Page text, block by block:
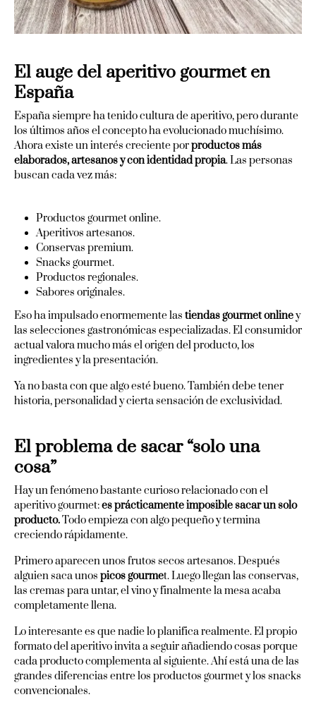
El auge del aperitivo gourmet en
España
España siempre ha tenido cultura de aperitivo, pero durante
los últimos años el concepto ha evolucionado muchísimo.
Ahora existe un interés creciente porproductos más
elaborados, artesanos y con identidad propia. Las personas
buscan cada vez más:
Productos gourmet online.
Aperitivos artesanos.
Conservas premium.
Snacks gourmet.
Productos regionales.
Sabores originales.
Eso ha impulsado enormemente las tiendas gourmet onliney
las selecciones gastronómicas especializadas. El consumidor
actual valora mucho más el origen del producto, los
ingredientes y la presentación.
Ya no basta con que algo esté bueno. También debe tener
historia, personalidad y cierta sensación de exclusividad.
El problema de sacar “solo una
cosa”
Hay un fenómeno bastante curioso relacionado con el
aperitivo gourmet:es prácticamente imposible sacar un solo
producto.Todo empieza con algo pequeño y termina
creciendo rápidamente.
Primero aparecen unos frutos secos artesanos. Después
alguien saca unos picos gourmet. Luego llegan las conservas,
las cremas para untar, el vino y finalmente la mesa acaba
completamente llena.
Lo interesante es que nadie lo planifica realmente. El propio
formato del aperitivo invita a seguir añadiendo cosas porque
cada producto complementa al siguiente. Ahí está una de las
grandes diferencias entre los productos gourmet y los snacks
convencionales.